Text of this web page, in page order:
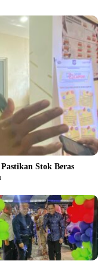
Stok Beras